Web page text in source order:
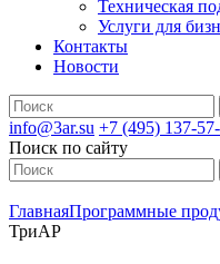
Техническая
Услуги для
Контакты
Новости
info@3ar.su +7 (495) 137-
Поиск по сайту
ГлавнаяПрограммные
ТриАР